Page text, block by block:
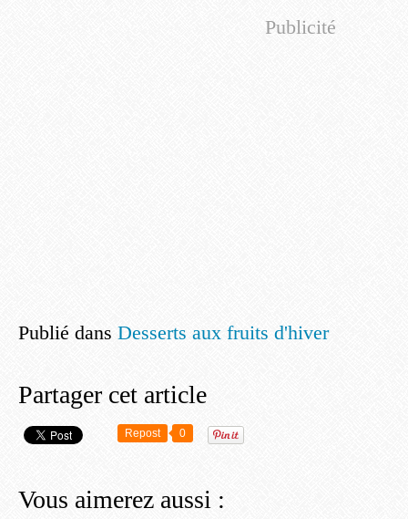
Publicité
Publié dans Desserts aux fruits d'hiver
Partager cet article
Repost 0
Vous aimerez aussi :